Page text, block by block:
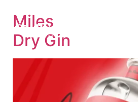
Miles
Dry Gin